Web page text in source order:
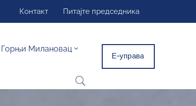
Контакт Питајте председника
Горњи Милановац
Е-управа